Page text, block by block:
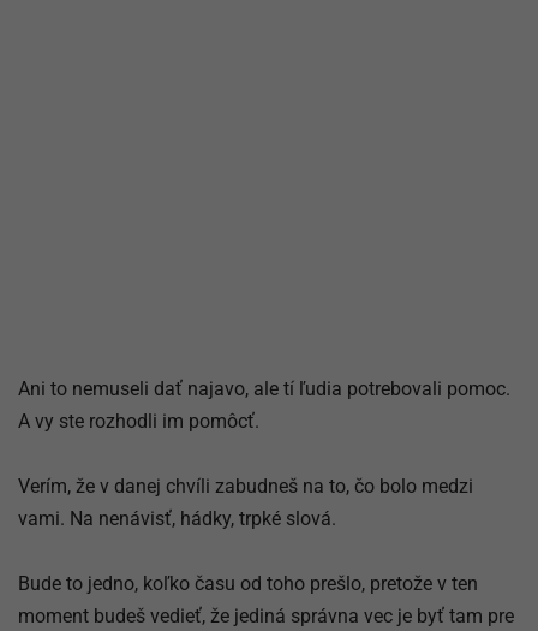
Ani to nemuseli dať najavo, ale tí ľudia potrebovali pomoc.
A vy ste rozhodli im pomôcť.
Verím, že v danej chvíli zabudneš na to, čo bolo medzi
vami. Na nenávisť, hádky, trpké slová.
Bude to jedno, koľko času od toho prešlo, pretože v ten
moment budeš vedieť, že jediná správna vec je byť tam pre